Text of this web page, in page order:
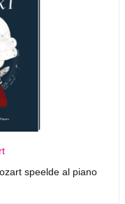
speelde al piano